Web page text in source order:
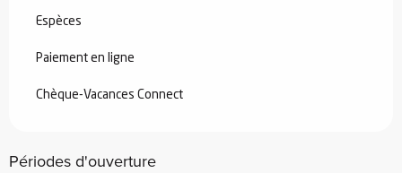
Espèces
Paiement en ligne
Chèque-Vacances Connect
Périodes d'ouverture